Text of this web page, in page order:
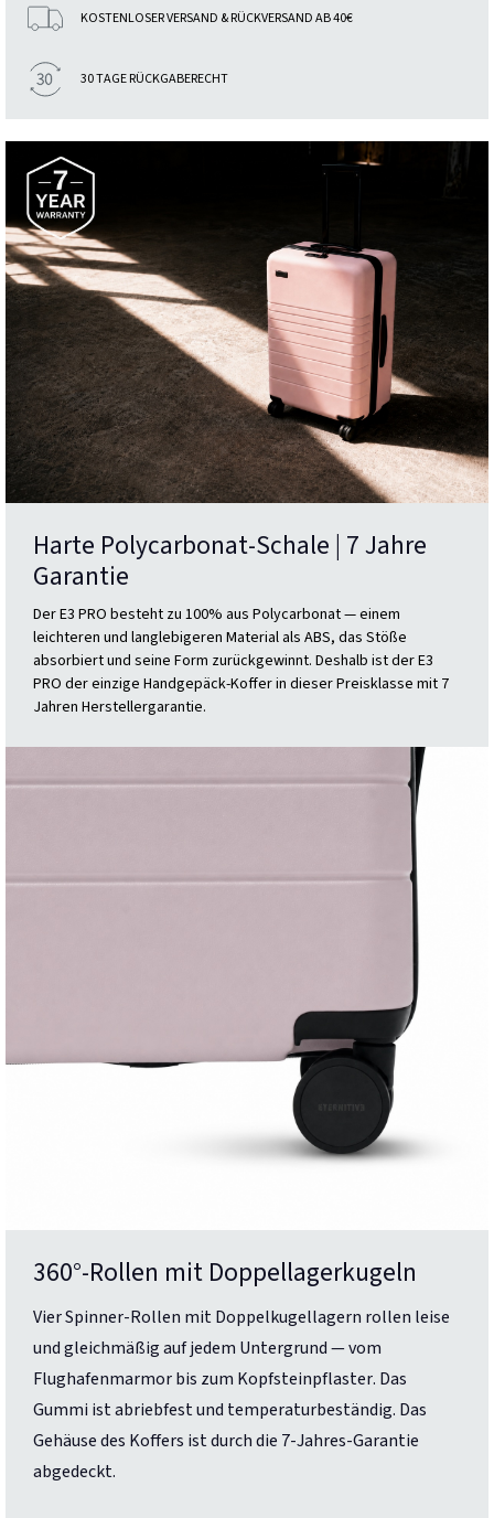
KOSTENLOSER VERSAND & RÜCKVERSAND AB 40€
30 TAGE RÜCKGABERECHT
Harte Polycarbonat-Schale | 7 Jahre
Garantie
Der E3 PRO besteht zu 100% aus Polycarbonat — einem
leichteren und langlebigeren Material als ABS, das Stöße
absorbiert und seine Form zurückgewinnt. Deshalb ist der E3
PRO der einzige Handgepäck-Koffer in dieser Preisklasse mit 7
Jahren Herstellergarantie.
360°-Rollen mit Doppellagerkugeln
Vier Spinner-Rollen mit Doppelkugellagern rollen leise
und gleichmäßig auf jedem Untergrund — vom
Flughafenmarmor bis zum Kopfsteinpflaster. Das
Gummi ist abriebfest und temperaturbeständig. Das
Gehäuse des Koffers ist durch die 7-Jahres-Garantie
abgedeckt.